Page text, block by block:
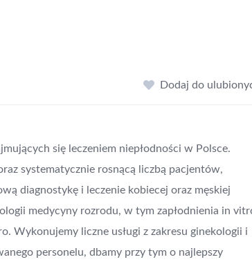
Dodaj do
się leczeniem niepłodności w Polsce.
systematycznie rosnącą liczbą pacjentów,
diagnostykę i leczenie kobiecej oraz męskiej
medycyny rozrodu, w tym zapłodnienia in
Wykonujemy liczne usługi z zakresu ginekologii i
personelu, dbamy przy tym o najlepszy